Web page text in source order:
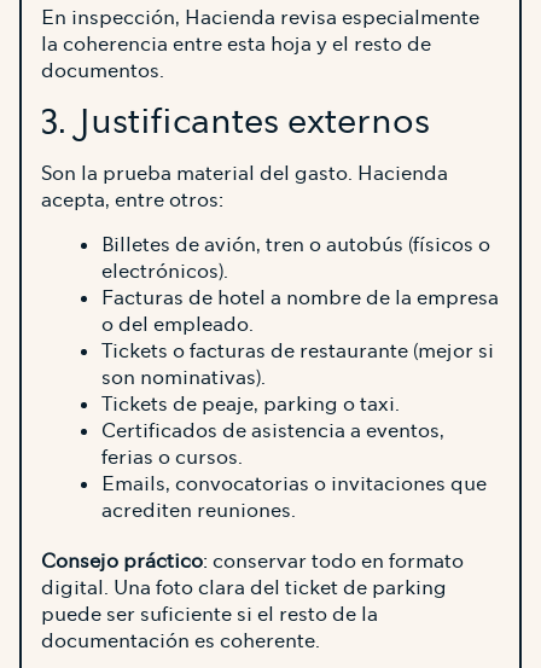
En inspección, Hacienda revisa especialmente
la coherencia entre esta hoja y el resto de
documentos.
3. Justificantes externos
Son la prueba material del gasto. Hacienda
acepta, entre otros:
Billetes de avión, tren o autobús (físicos o
electrónicos).
Facturas de hotel a nombre de la empresa
o del empleado.
Tickets o facturas de restaurante (mejor si
son nominativas).
Tickets de peaje, parking o taxi.
Certificados de asistencia a eventos,
ferias o cursos.
Emails, convocatorias o invitaciones que
acrediten reuniones.
Consejo práctico: conservar todo en formato
digital. Una foto clara del ticket de parking
puede ser suficiente si el resto de la
documentación es coherente.